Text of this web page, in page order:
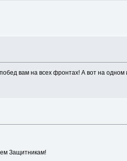
вам на всех фронтах! А вот на
Защитникам!